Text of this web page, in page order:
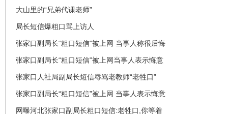
大山里的“兄弟代课老师”
局长短信爆粗口骂上访人
张家口副局长“粗口短信”被上网 当事人称很后悔
张家口副局长“粗口短信”被上网当事人表示悔意
张家口人社局副局长短信辱骂老教师“老牲口”
张家口副局长“粗口短信”被上网 当事人表示悔意
网曝河北张家口副局长粗口短信:老牲口,你等着